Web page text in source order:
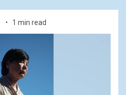
1 min read